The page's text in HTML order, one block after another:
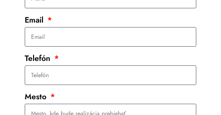
Email
Telefón
Mesto